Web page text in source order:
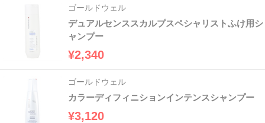
ゴールドウェル
デュアルセンススカルプスペシャリストふけ用シ
ャンプー
¥2,340
ゴールドウェル
カラーディフィニションインテンスシャンプー
¥3,120